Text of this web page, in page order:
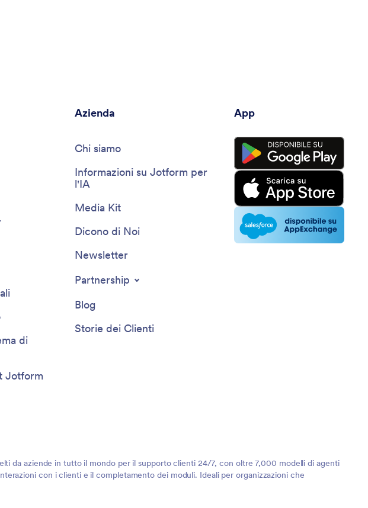
di
Jotform
Azienda
Chi siamo
Informazioni su Jotform per
l'IA
Media Kit
Dicono di Noi
Newsletter
Partnership
Blog
Storie dei Clienti
App
da aziende in tutto il mondo per il supporto clienti 24/7, con oltre 7,000 modelli di agenti
con i clienti e il completamento dei moduli. Ideali per organizzazioni che